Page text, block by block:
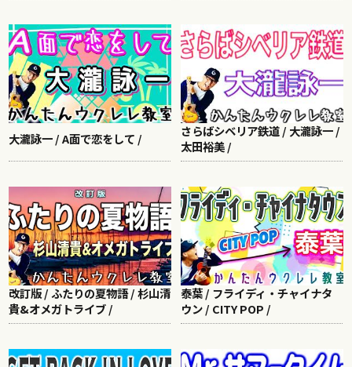
大瀧詠一 / A面で恋をして /
さらばシベリア鉄道 / 大瀧詠一 /
太田裕美 /
改訂版 / ふたりの夏物語 / 杉山清
貴&オメガトライブ /
泰葉 / フライディ・チャイナタ
ウン / CITY POP /